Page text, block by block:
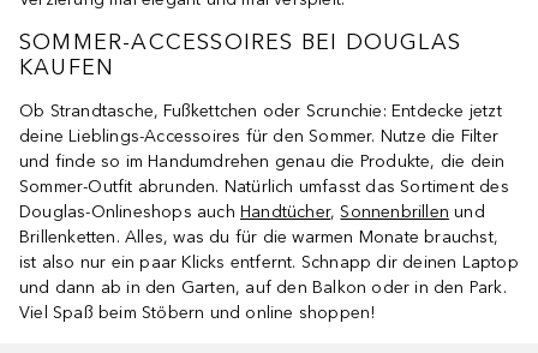
SOMMER-ACCESSOIRES BEI DOUGLAS
KAUFEN
Ob Strandtasche, Fußkettchen oder Scrunchie: Entdecke jetzt
deine Lieblings-Accessoires für den Sommer. Nutze die Filter
und finde so im Handumdrehen genau die Produkte, die dein
Sommer-Outfit abrunden. Natürlich umfasst das Sortiment des
Douglas-Onlineshops auch Handtücher,Sonnenbrillen und
Brillenketten. Alles, was du für die warmen Monate brauchst,
ist also nur ein paar Klicks entfernt. Schnapp dir deinen Laptop
und dann ab in den Garten, auf den Balkon oder in den Park.
Viel Spaß beim Stöbern und online shoppen!